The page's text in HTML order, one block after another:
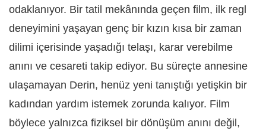
odaklanıyor. Bir tatil mekânında geçen film, ilk regl
deneyimini yaşayan genç bir kızın kısa bir zaman
dilimi içerisinde yaşadığı telaşı, karar verebilme
anını ve cesareti takip ediyor. Bu süreçte annesine
ulaşamayan Derin, henüz yeni tanıştığı yetişkin bir
kadından yardım istemek zorunda kalıyor. Film
böylece yalnızca fiziksel bir dönüşüm anını değil,